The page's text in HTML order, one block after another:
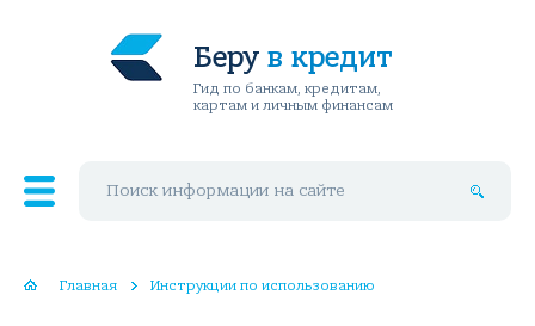
Беру в кредит
Гид по банкам, кредитам,
картам и личным финансам
Главная Инструкции по использованию